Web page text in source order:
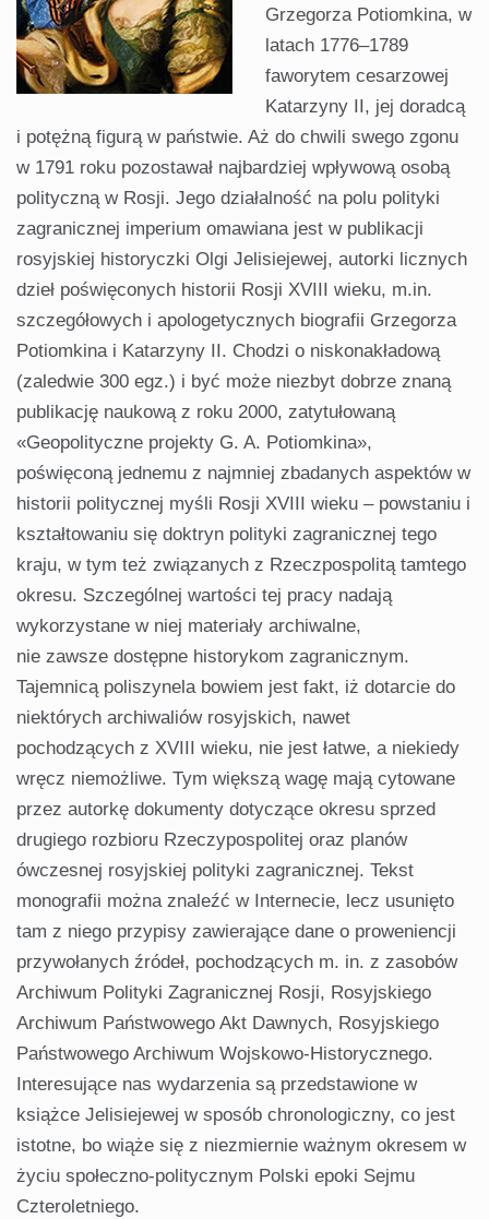
Grzegorza Potiomkina, w
latach 1776–1789
faworytem cesarzowej
Katarzyny II, jej doradcą
i potężną figurą w państwie. Aż do chwili swego zgonu
w 1791 roku pozostawał najbardziej wpływową osobą
polityczną w Rosji. Jego działalność na polu polityki
zagranicznej imperium omawiana jest w publikacji
rosyjskiej historyczki Olgi Jelisiejewej, autorki licznych
dzieł poświęconych historii Rosji XVIII wieku, m.in.
szczegółowych i apologetycznych biografii Grzegorza
Potiomkina i Katarzyny II. Chodzi o niskonakładową
(zaledwie 300 egz.) i być może niezbyt dobrze znaną
publikację naukową z roku 2000, zatytułowaną
«Geopolityczne projekty G. A. Potiomkina»,
poświęconą jednemu z najmniej zbadanych aspektów w
historii politycznej myśli Rosji XVIII wieku – powstaniu i
kształtowaniu się doktryn polityki zagranicznej tego
kraju, w tym też związanych z Rzeczpospolitą tamtego
okresu. Szczególnej wartości tej pracy nadają
wykorzystane w niej materiały archiwalne,
nie zawsze dostępne historykom zagranicznym.
Tajemnicą poliszynela bowiem jest fakt, iż dotarcie do
niektórych archiwaliów rosyjskich, nawet
pochodzących z XVIII wieku, nie jest łatwe, a niekiedy
wręcz niemożliwe. Tym większą wagę mają cytowane
przez autorkę dokumenty dotyczące okresu sprzed
drugiego rozbioru Rzeczypospolitej oraz planów
ówczesnej rosyjskiej polityki zagranicznej. Tekst
monografii można znaleźć w Internecie, lecz usunięto
tam z niego przypisy zawierające dane o proweniencji
przywołanych źródeł, pochodzących m. in. z zasobów
Archiwum Polityki Zagranicznej Rosji, Rosyjskiego
Archiwum Państwowego Akt Dawnych, Rosyjskiego
Państwowego Archiwum Wojskowo-Historycznego.
Interesujące nas wydarzenia są przedstawione w
książce Jelisiejewej w sposób chronologiczny, co jest
istotne, bo wiąże się z niezmiernie ważnym okresem w
życiu społeczno-politycznym Polski epoki Sejmu
Czteroletniego.